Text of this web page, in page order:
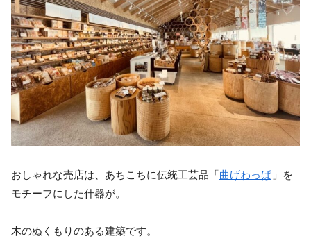
おしゃれな売店は、あちこちに伝統工芸品「曲げわっぱ 」を
モチーフにした什器が。
木のぬくもりのある建築です。